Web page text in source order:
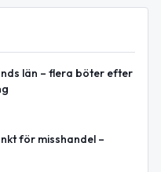
län – flera böter efter
för misshandel –